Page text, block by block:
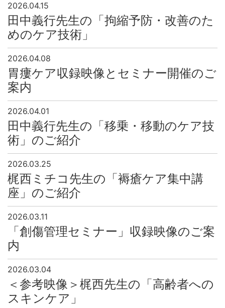
2026.04.15
田中義行先生の「拘縮予防・改善のた
めのケア技術」
2026.04.08
胃瘻ケア収録映像とセミナー開催のご
案内
2026.04.01
田中義行先生の「移乗・移動のケア技
術」のご紹介
2026.03.25
梶西ミチコ先生の「褥瘡ケア集中講
座」のご紹介
2026.03.11
「創傷管理セミナー」収録映像のご案
内
2026.03.04
＜参考映像＞梶西先生の「高齢者への
スキンケア」